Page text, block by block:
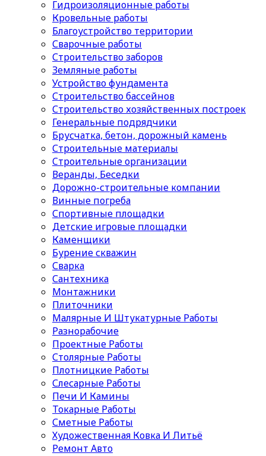
Гидроизоляционные работы
Кровельные работы
Благоустройство территории
Сварочные работы
Строительство заборов
Земляные работы
Устройство фундамента
Строительство бассейнов
Строительство хозяйственных построек
Генеральные подрядчики
Брусчатка, бетон, дорожный камень
Строительные материалы
Cтроительные организации
Веранды, Беседки
Дорожно-строительные компании
Винные погреба
Спортивные площадки
Детские игровые площадки
Каменщики
Бурение скважин
Сварка
Сантехника
Монтажники
Плиточники
Малярные И Штукатурные Работы
Разнорабочие
Проектные Работы
Столярные Работы
Плотницкие Работы
Слесарные Работы
Печи И Камины
Токарные Работы
Сметные Работы
Художественная Ковка И Литьё
Ремонт Авто